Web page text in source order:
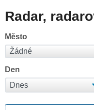
Radar,
Město
Den